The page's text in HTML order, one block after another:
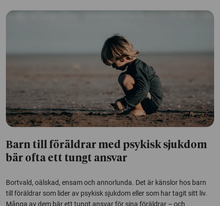
Barn till föräldrar med psykisk sjukdom
bär ofta ett tungt ansvar
Bortvald, oälskad, ensam och annorlunda. Det är känslor hos barn
till föräldrar som lider av psykisk sjukdom eller som har tagit sitt liv.
Många av dem bär ett tungt ansvar för sina föräldrar – och